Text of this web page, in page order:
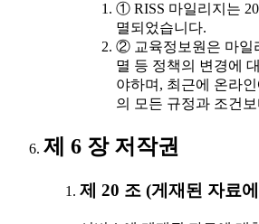
① RISS 마일리지는
멸되었습니다.
② 교육정보원은 마일
멸 등 정책의 변경에
야하며, 최근에 온라
의 모든 규정과 조건
제 6 장 저작권
제 20 조 (게재된 자료